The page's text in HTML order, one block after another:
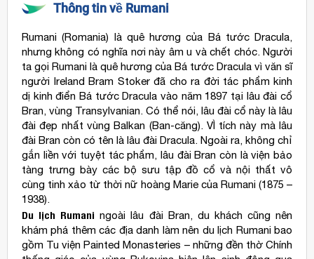
Thông tin về Rumani
Rumani (Romania) là quê hương của Bá tước Dracula,
nhưng không có nghĩa nơi này âm u và chết chóc. Người
ta gọi Rumani là quê hương của Bá tước Dracula vì văn sĩ
người Ireland Bram Stoker đã cho ra đời tác phẩm kinh
dị kinh điển Bá tước Dracula vào năm 1897 tại lâu đài cổ
Bran, vùng Transylvanian. Có thể nói, lâu đài cổ này là lâu
đài đẹp nhất vùng Balkan (Ban-căng). VÌ tích này mà lâu
đài Bran còn có tên là lâu đài Dracula. Ngoài ra, không chỉ
gắn liền với tuyệt tác phẩm, lâu đài Bran còn là viện bảo
tàng trưng bày các bộ sưu tập đồ cổ và nội thất vô
cùng tinh xảo từ thời nữ hoàng Marie của Rumani (1875 –
1938).
Du lịch Rumani ngoài lâu đài Bran, du khách cũng nên
khám phá thêm các địa danh làm nên du lịch Rumani bao
gồm Tu viện Painted Monasteries – những đền thờ Chính